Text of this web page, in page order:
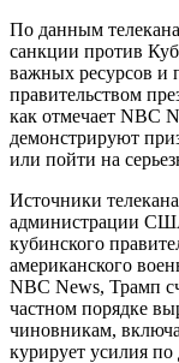
По данным
санкции против
важных ресурсов и
правительством
как отмечает NBC
демонстрируют
или пойти на
Источники
администрации
кубинского
американского
NBC News, Трамп
частном порядке
чиновникам,
курирует усилия